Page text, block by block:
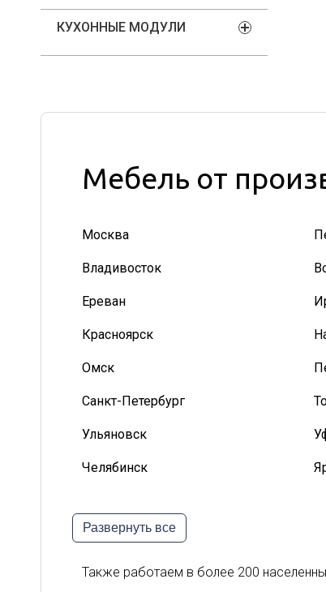
КУХОННЫЕ МОДУЛИ
Мебель от
Москва
Владивосток
Ереван
Красноярск
Омск
Санкт-Петербург
Ульяновск
Челябинск
Киров
Орел
Развернуть все
Также работаем в более 200